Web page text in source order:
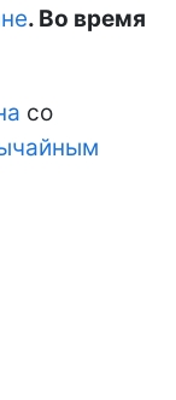
. Во время
со